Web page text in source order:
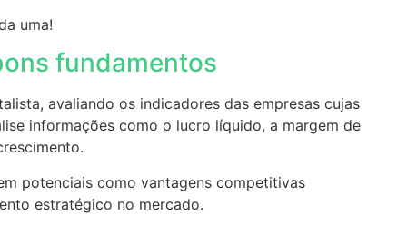
uma!
fundamentos
avaliando os indicadores das empresas cujas
informações como o lucro líquido, a margem de
potenciais como vantagens competitivas
estratégico no mercado.